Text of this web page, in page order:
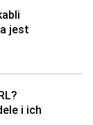
jest
i ich